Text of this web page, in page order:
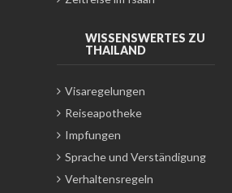
WISSENSWERTES ZU
THAILAND
Visaregelungen
Reiseapotheke
Impfungen
Sprache und Verständigung
Verhaltensregeln